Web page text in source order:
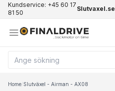
Kundservice: +45 60 17
81 50
Slutvaxel.se
Home/Slutväxel - Airman - AX08